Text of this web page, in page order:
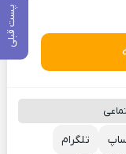
پست قبلی
تلگرام